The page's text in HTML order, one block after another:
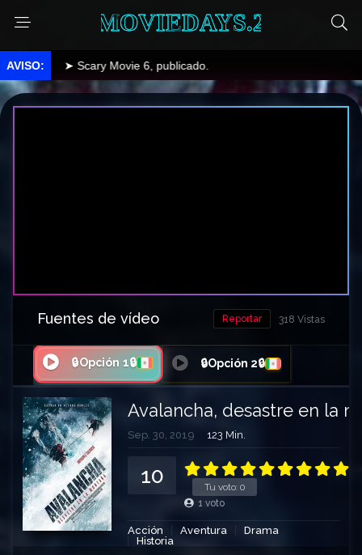
MOVIEDAYS.2
➤ Scary Movie 6, publicado.
Fuentes de vídeo 318 Vistas
Reportar
🔒Opción 1🔒 🔒Opción 2🔒
Avalancha, desastre en la
Sep. 30, 2019 123 Min.
Tu voto: 0
10
1 voto
Acción Aventura
Drama
Historia